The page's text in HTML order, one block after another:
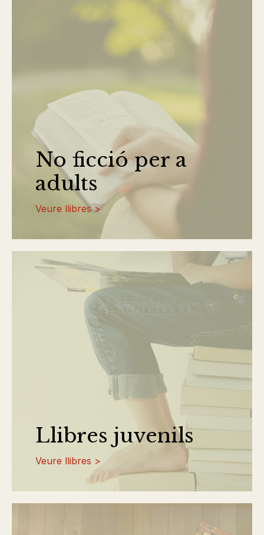
No ficció per a
adults
Veure llibres >
Llibres juvenils
Veure llibres >